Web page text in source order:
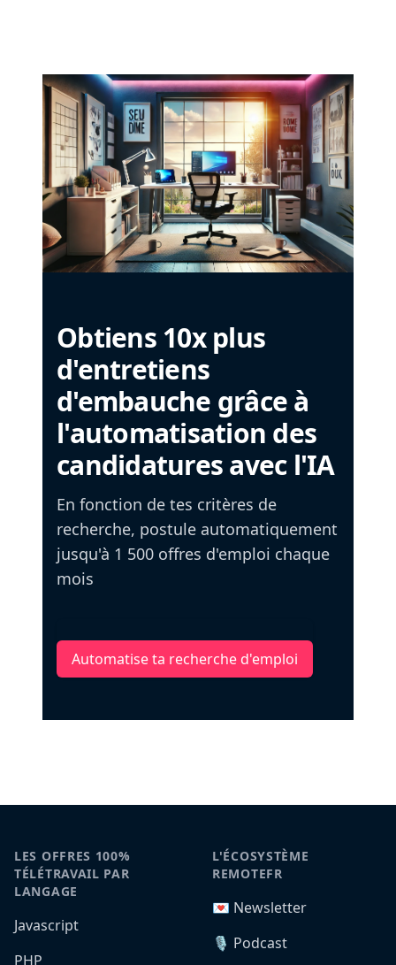
Obtiens 10x plus
d'entretiens
d'embauche grâce à
l'automatisation des
candidatures avec l'IA
En fonction de tes critères de
recherche, postule automatiquement
jusqu'à 1 500 offres d'emploi chaque
mois
Automatise ta recherche d'emploi
LES OFFRES 100%
TÉLÉTRAVAIL PAR
LANGAGE
Javascript
PHP
L'ÉCOSYSTÈME
REMOTEFR
💌 Newsletter
🎙️ Podcast